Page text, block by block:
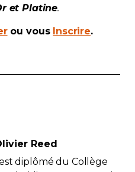
et Platine.
ou vous Inscrire.
Reed
diplômé du Collège